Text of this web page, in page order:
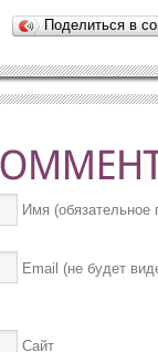
Поделиться в
Имя (обязательное
Email (не будет
Сайт